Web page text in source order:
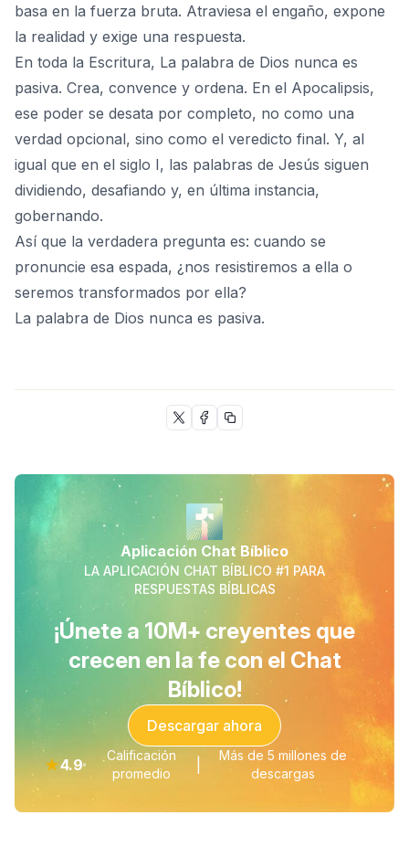
basa en la fuerza bruta. Atraviesa el engaño, expone
la realidad y exige una respuesta.
En toda la Escritura, La palabra de Dios nunca es
pasiva. Crea, convence y ordena. En el Apocalipsis,
ese poder se desata por completo, no como una
verdad opcional, sino como el veredicto final. Y, al
igual que en el siglo I, las palabras de Jesús siguen
dividiendo, desafiando y, en última instancia,
gobernando.
Así que la verdadera pregunta es: cuando se
pronuncie esa espada, ¿nos resistiremos a ella o
seremos transformados por ella?
La palabra de Dios nunca es pasiva.
Aplicación Chat Bíblico
LA APLICACIÓN CHAT BÍBLICO #1 PARA
RESPUESTAS BÍBLICAS
¡Únete a 10M+ creyentes que
crecen en la fe con el Chat
Bíblico!
Descargar ahora
★4.9
Calificación
promedio
Más de 5 millones de
descargas